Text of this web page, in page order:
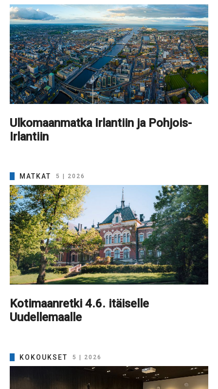
Ulkomaanmatka Irlantiin ja Pohjois-
Irlantiin
MATKAT 5 | 2026
Kotimaanretki 4.6. itäiselle
Uudellemaalle
KOKOUKSET 5 | 2026